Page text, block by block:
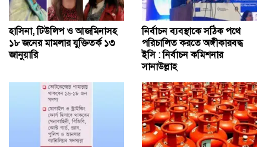
হাসিনা, টিউলিপ ও আজমিনাসহ
১৮ জনের মামলার যুক্তিতর্ক ১৩
জানুয়ারি
নির্বাচন ব্যবস্থাকে সঠিক পথে
পরিচালিত করতে অঙ্গীকারবদ্ধ
ইসি : নির্বাচন কমিশনার
সানাউল্লাহ